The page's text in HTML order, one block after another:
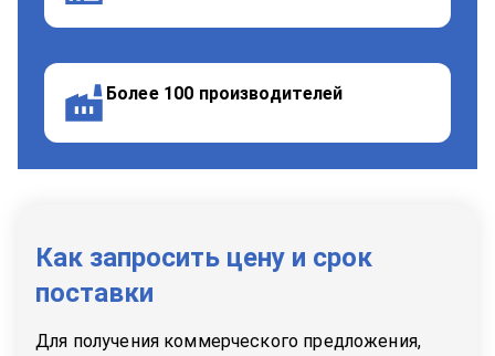
Более 100 производителей
Как запросить цену и срок
поставки
Для получения коммерческого предложения,